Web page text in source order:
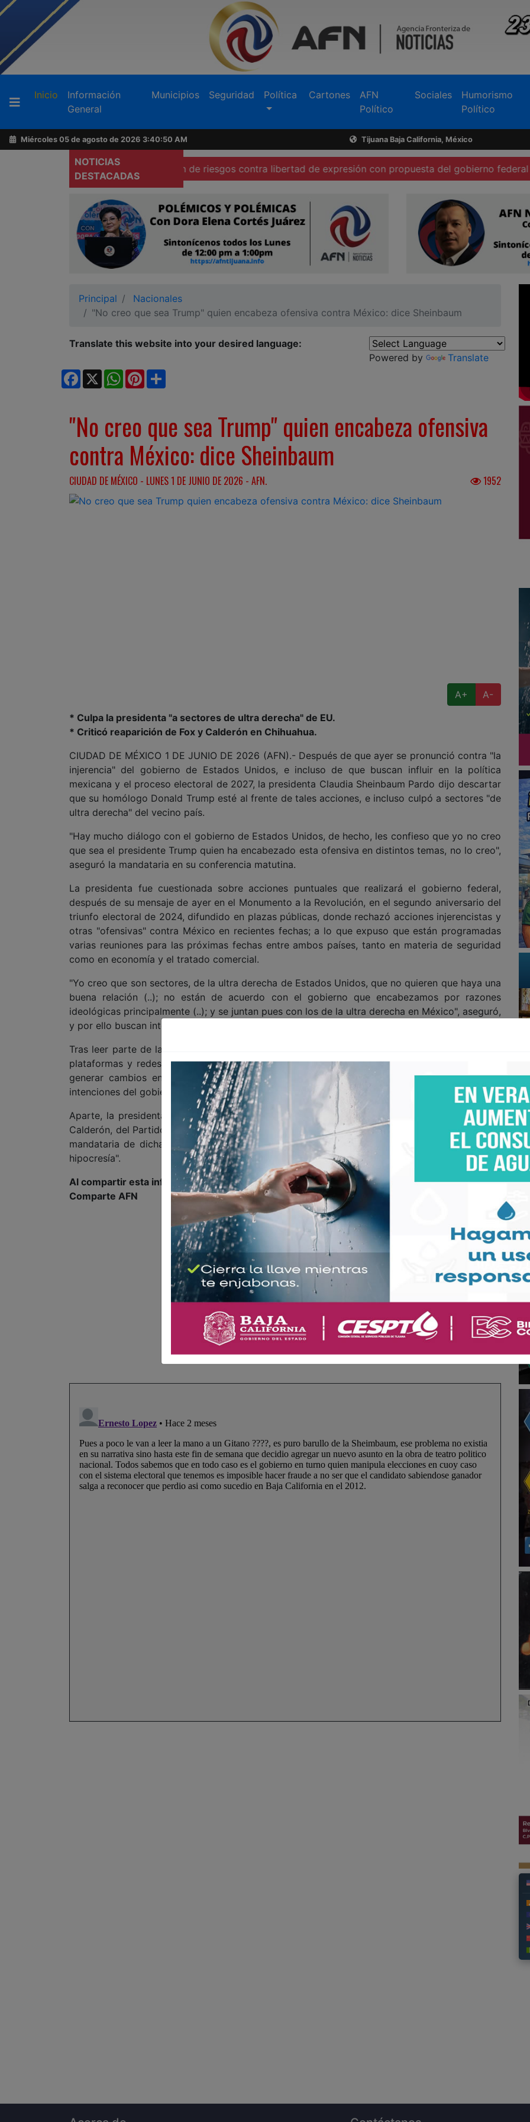
Inicio (current)
Información
General
Municipios Seguridad Política Cartones
AFN
Político
Sociales
Humorismo
Político
Miércoles 05 de agosto de 2026 3:40:51 AM Tijuana Baja California, México
NOTICIAS
DESTACADAS
electorales Advierten de riesgos contra libertad de expresión con propuesta del gobierno federal
Principal
Nacionales
"No creo que sea Trump" quien encabeza ofensiva contra México: dice Sheinbaum
Translate this website into your desired language:
Powered by
Translate
Facebook
X WhatsApp
Pinterest
"No creo que sea Trump" quien encabeza ofensiva
contra México: dice Sheinbaum
CIUDAD DE MÉXICO - LUNES 1 DE JUNIO DE 2026 - AFN. 1952
A+
A-
* Culpa la presidenta "a sectores de ultra derecha" de EU.
* Criticó reaparición de Fox y Calderón en Chihuahua.
CIUDAD DE MÉXICO 1 DE JUNIO DE 2026 (AFN).- Después de que ayer se pronunció contra "la
injerencia" del gobierno de Estados Unidos, e incluso de que buscan influir en la política
mexicana y el proceso electoral de 2027, la presidenta Claudia Sheinbaum Pardo dijo descartar
que su homólogo Donald Trump esté al frente de tales acciones, e incluso culpó a sectores "de
ultra derecha" del vecino país.
"Hay mucho diálogo con el gobierno de Estados Unidos, de hecho, les confieso que yo no creo
que sea el presidente Trump quien ha encabezado esta ofensiva en distintos temas, no lo creo",
aseguró la mandataria en su conferencia matutina.
La presidenta fue cuestionada sobre acciones puntuales que realizará el gobierno federal,
después de su mensaje de ayer en el Monumento a la Revolución, en el segundo aniversario del
triunfo electoral de 2024, difundido en plazas públicas, donde rechazó acciones injerencistas y
otras "ofensivas" contra México en recientes fechas; a lo que expuso que están programadas
varias reuniones para las próximas fechas entre ambos países, tanto en materia de seguridad
como en economía y el tratado comercial.
"Yo creo que son sectores, de la ultra derecha de Estados Unidos, que no quieren que haya una
buena relación (..); no están de acuerdo con el gobierno que encabezamos por razones
ideológicas principalmente (..); y se juntan pues con los de la ultra derecha en México", aseguró,
y por ello buscan intervenir en temas del país y que haya "gobiernos afines y entreguistas".
Tras leer parte de la encíclica publicada por el Papa León XIV respecto al uso de las diversas
plataformas y redes sociales, expuso que se utiliza el dinero para manipular la información y
generar cambios en el modo de pensar de la gente; por lo que se deben identificar esas
intenciones del gobierno estadounidense contra la imagen del país.
Aparte, la presidenta criticó la reaparición pública de los ex presidentes Vicente Fox y Felipe
Calderón, del Partido Acción Nacional (PAN), en un acto realizado en Chihuahua, en apoyo a la
mandataria de dicha entidad, María Eugenia "Maru" Campos; donde a su juicio "hubo mucha
hipocresía".
Al compartir esta información, apoyas a la prensa que necesitas
Comparte AFN
Buscador
Acerca
de